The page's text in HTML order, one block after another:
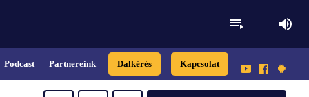
playlist_play volume_up
Podcast Partnereink Dalkérés Kapcsolat